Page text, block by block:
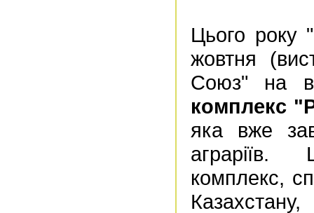
Цього року
жовтня
Союз" на
комплекс
яка вже
аграріїв.
комплекс,